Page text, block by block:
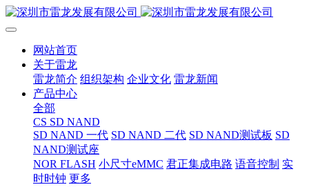
网站首页
关于雷龙
雷龙简介 组织架构 企业文化 雷龙新闻
产品中心
全部
CS SD NAND
SD NAND 一代 SD NAND 二代 SD NAND测试板 SD
NAND测试座
NOR FLASH 小尺寸eMMC 君正集成电路 语音控制 实
时时钟 更多